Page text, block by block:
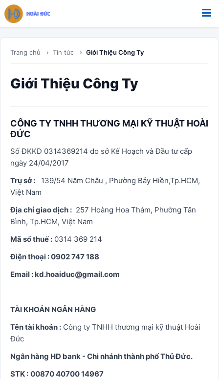
Trang chủ Tin tức Giới Thiệu Công Ty
Giới Thiệu Công Ty
CÔNG TY TNHH THƯƠNG MẠI KỸ THUẬT HOÀI
ĐỨC
Số ĐKKD 0314369214 do sở Kế Hoạch và Đầu tư cấp
ngày 24/04/2017
Trụ sở : 139/54 Năm Châu , Phường Bảy Hiền,Tp.HCM,
Việt Nam
Địa chỉ giao dịch : 257 Hoàng Hoa Thám, Phường Tân
Bình, Tp.HCM, Việt Nam
Mã số thuế : 0314 369 214
Điện thoại : 0902 747 188
Email : kd.hoaiduc@gmail.com
TÀI KHOẢN NGÂN HÀNG
Tên tài khoản : Công ty TNHH thương mại kỹ thuật Hoài
Đức
Ngân hàng HD bank - Chi nhánh thành phố Thủ Đức.
STK : 00870 40700 14967